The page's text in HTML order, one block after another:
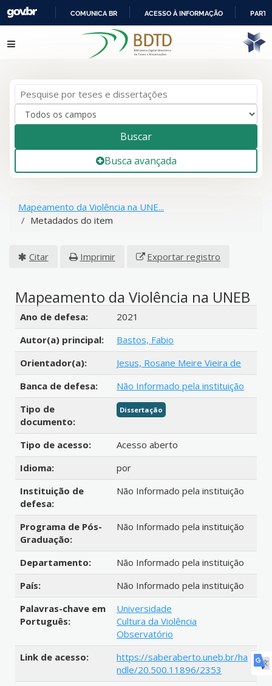
IR
PARA
COMUNICA BR ACESSO À INFORMAÇÃO
Pular para o conteúdo
Buscar
Busca avançada
Mapeamento da Violência na UNE...
Metadados do item
Citar Imprimir Exportar registro
Mapeamento da Violência na UNEB
Detalhes bibliográficos
Ano de defesa:
2021
Autor(a) principal:
Bastos, Fabio
Orientador(a):
Jesus, Rosane Meire Vieira de
Banca de defesa:
Não Informado pela instituição
Tipo de
documento:
Dissertação
Tipo de acesso:
Acesso aberto
Idioma:
por
Instituição de
defesa:
Não Informado pela instituição
Programa de Pós-
Graduação:
Não Informado pela instituição
Departamento:
Não Informado pela instituição
País:
Não Informado pela instituição
Palavras-chave em
Português:
Universidade
Cultura da Violência
Observatório
Link de acesso:
https://saberaberto.uneb.br/ha
ndle/20.500.11896/2353